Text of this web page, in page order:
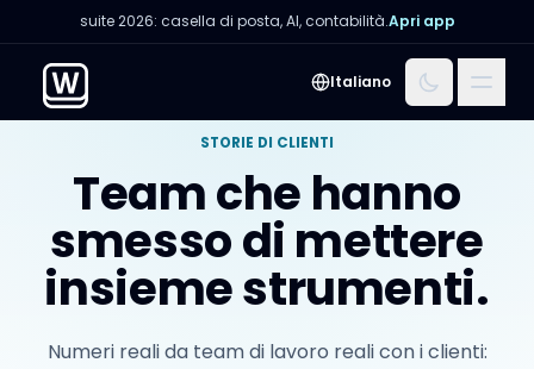
suite 2026: casella di posta, AI, contabilità.Apri app
Italiano Menu
STORIE DI CLIENTI
Team che hanno
smesso di mettere
insieme strumenti.
Numeri reali da team di lavoro reali con i clienti: